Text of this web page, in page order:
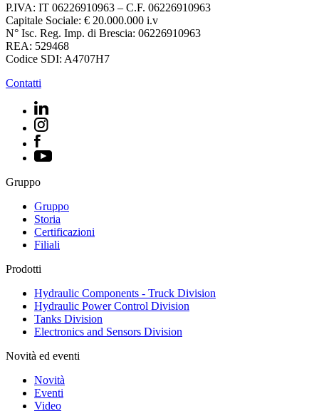
P.IVA: IT 06226910963 – C.F. 06226910963
Capitale Sociale: € 20.000.000 i.v
N° Isc. Reg. Imp. di Brescia: 06226910963
REA: 529468
Codice SDI: A4707H7
Contatti
Gruppo
Gruppo
Storia
Certificazioni
Filiali
Prodotti
Hydraulic Components - Truck Division
Hydraulic Power Control Division
Tanks Division
Electronics and Sensors Division
Novità ed eventi
Novità
Eventi
Video